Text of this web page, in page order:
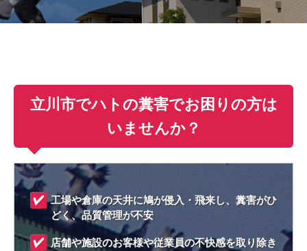
立川市でハトの糞害でお困りの方は
いませんか？
工場や倉庫の天井に鳩が侵入・飛来し、糞害がひ
どく、品質管理が不安
店舗や施設のお客様や従業員の不快感を取り除き